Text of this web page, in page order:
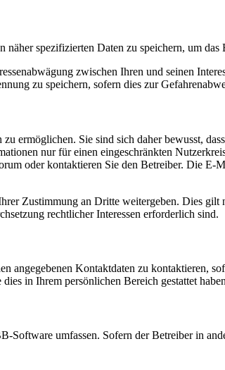
näher spezifizierten Daten zu speichern, um
zwischen Ihren und seinen
zu speichern, sofern dies zur
ermöglichen. Sie sind sich daher bewusst,
nur für einen eingeschränkten
oder kontaktieren Sie den Betreiber. Die
Zustimmung an Dritte weitergeben. Dies
rechtlicher Interessen erforderlich sind.
angegebenen Kontaktdaten zu
in Ihrem persönlichen Bereich gestattet
umfassen. Sofern der Betreiber in